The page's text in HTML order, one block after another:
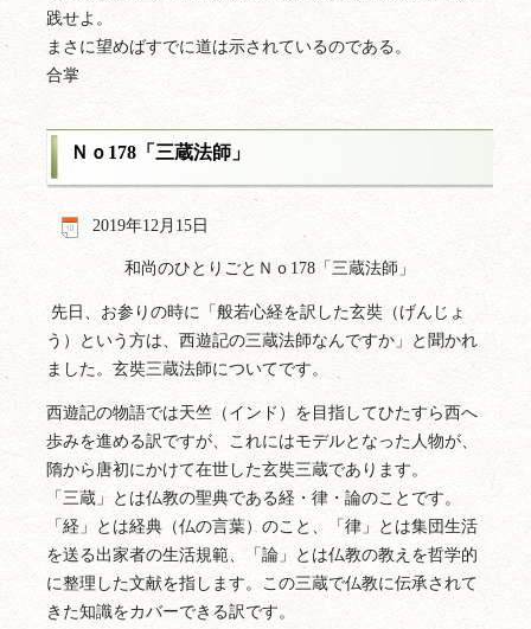
践せよ。
まさに望めばすでに道は示されているのである。
合掌
Ｎｏ178「三蔵法師」
2019年12月15日
和尚のひとりごとＮｏ178「三蔵法師」
先日、お参りの時に「般若心経を訳した玄奘（げんじょ
う）という方は、西遊記の三蔵法師なんですか」と聞かれ
ました。玄奘三蔵法師についてです。
西遊記の物語では天竺（インド）を目指してひたすら西へ
歩みを進める訳ですが、これにはモデルとなった人物が、
隋から唐初にかけて在世した玄奘三蔵であります。
「三蔵」とは仏教の聖典である経・律・論のことです。
「経」とは経典（仏の言葉）のこと、「律」とは集団生活
を送る出家者の生活規範、「論」とは仏教の教えを哲学的
に整理した文献を指します。この三蔵で仏教に伝承されて
きた知識をカバーできる訳です。